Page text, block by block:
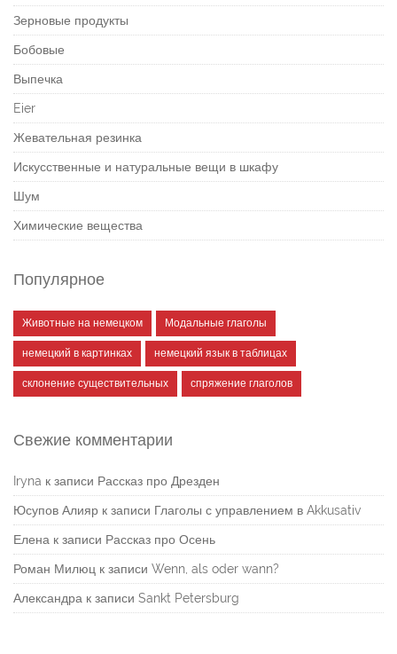
Зерновые продукты
Бобовые
Выпечка
Eier
Жевательная резинка
Искусственные и натуральные вещи в шкафу
Шум
Химические вещества
Популярное
Животные на немецком Модальные глаголы
немецкий в картинках немецкий язык в таблицах
склонение существительных спряжение глаголов
Свежие комментарии
Iryna к записи Рассказ про Дрезден
Юсупов Алияр к записи Глаголы с управлением в Akkusativ
Елена к записи Рассказ про Осень
Роман Милюц к записи Wenn, als oder wann?
Александра к записи Sankt Petersburg